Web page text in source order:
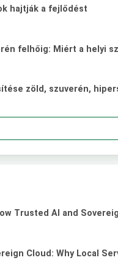
hajtják a fejlődést
felhőig: Miért a helyi
zöld, szuverén,
Trusted AI and
Cloud: Why Local